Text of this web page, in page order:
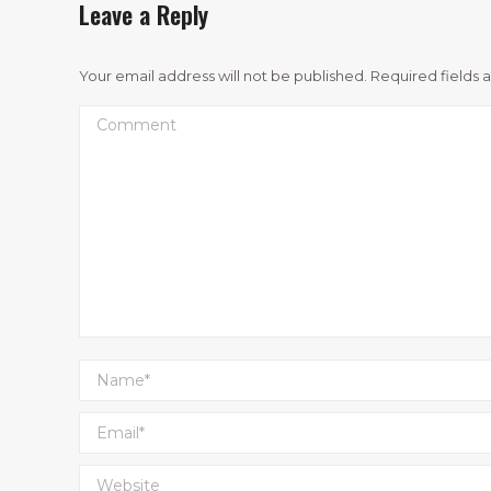
Leave a Reply
Your email address will not be published. Required fields
Comment
Name *
Email *
Website